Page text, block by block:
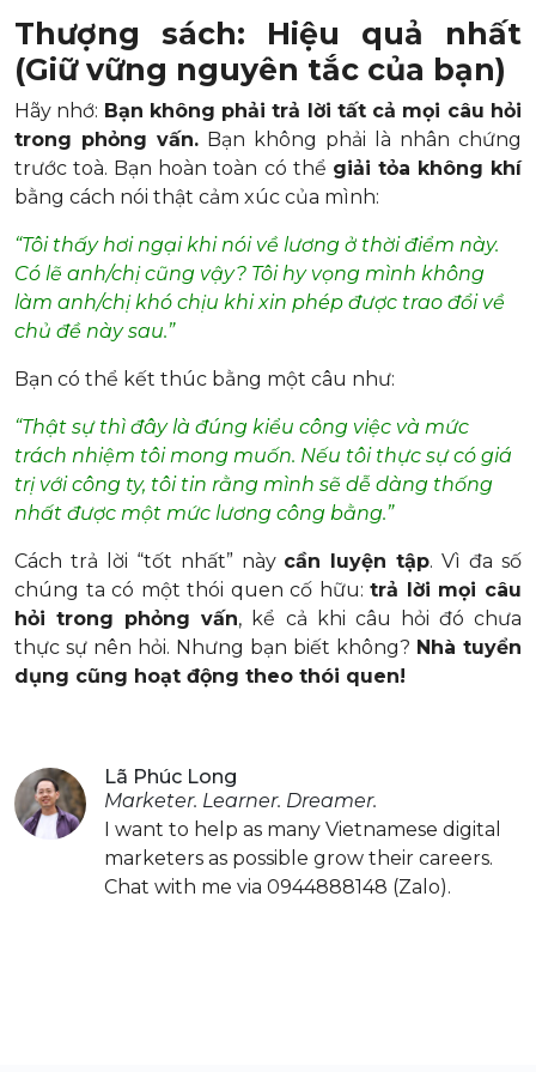
Thượng sách: Hiệu quả nhất
(Giữ vững nguyên tắc của bạn)
Hãy nhớ: Bạn không phải trả lời tất cả mọi câu hỏi
trong phỏng vấn. Bạn không phải là nhân chứng
trước toà. Bạn hoàn toàn có thể giải tỏa không khí
bằng cách nói thật cảm xúc của mình:
“Tôi thấy hơi ngại khi nói về lương ở thời điểm này.
Có lẽ anh/chị cũng vậy? Tôi hy vọng mình không
làm anh/chị khó chịu khi xin phép được trao đổi về
chủ đề này sau.”
Bạn có thể kết thúc bằng một câu như:
“Thật sự thì đây là đúng kiểu công việc và mức
trách nhiệm tôi mong muốn. Nếu tôi thực sự có giá
trị với công ty, tôi tin rằng mình sẽ dễ dàng thống
nhất được một mức lương công bằng.”
Cách trả lời “tốt nhất” này cần luyện tập. Vì đa số
chúng ta có một thói quen cố hữu:trả lời mọi câu
hỏi trong phỏng vấn, kể cả khi câu hỏi đó chưa
thực sự nên hỏi. Nhưng bạn biết không? Nhà tuyển
dụng cũng hoạt động theo thói quen!
Lã Phúc Long
Marketer. Learner. Dreamer.
I want to help as many Vietnamese digital
marketers as possible grow their careers.
Chat with me via 0944888148 (Zalo).